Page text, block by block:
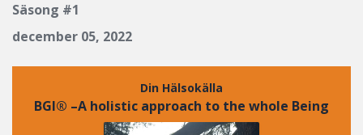
Säsong #1
december 05, 2022